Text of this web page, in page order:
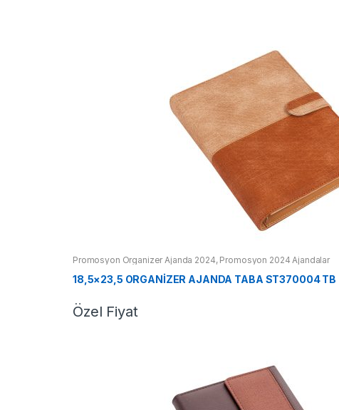
Promosyon Organizer Ajanda 2024, Promosyon 2024 Ajandalar
18,5×23,5 ORGANİZER AJANDA TABA ST370004 TB
Özel Fiyat